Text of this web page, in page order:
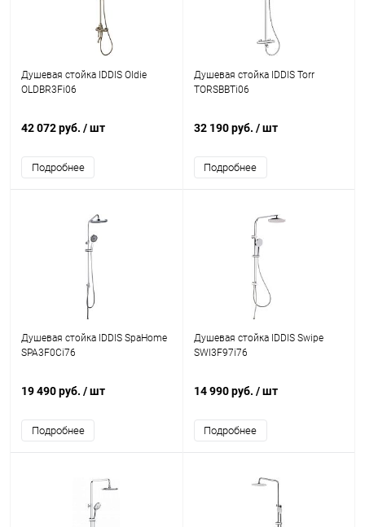
Душевая стойка IDDIS Oldie
OLDBR3Fi06
42 072 руб. / шт
Подробнее
Душевая стойка IDDIS Torr
TORSBBTi06
32 190 руб. / шт
Подробнее
Душевая стойка IDDIS SpaHome
SPA3F0Ci76
19 490 руб. / шт
Подробнее
Душевая стойка IDDIS Swipe
SWI3F97i76
14 990 руб. / шт
Подробнее